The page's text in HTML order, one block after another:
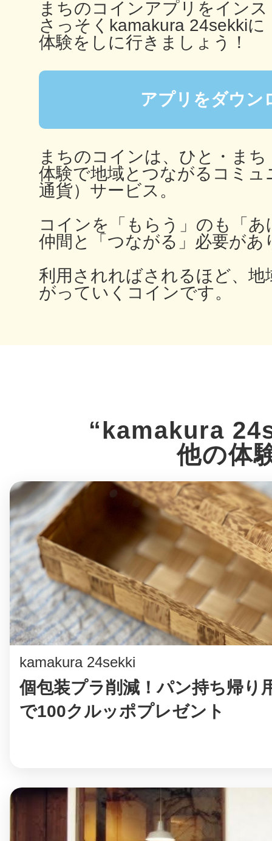
まちのコインアプリをイン
さっそくkamakura 24sekkiに
体験をしに行きましょう！
アプリをダウン
まちのコインは、ひと・ま
体験で地域とつながるコミュ
通貨）サービス。
コインを「もらう」のも「
仲間と「つながる」必要があ
利用されればされるほど、地
がっていくコインです。
“kamakura
他の体
kamakura 24sekki
個包装プラ削減！パン持ち帰り
で100クルッポプレゼント
シモキ
多度津
厚木
八尾
渋谷区
八女
日立